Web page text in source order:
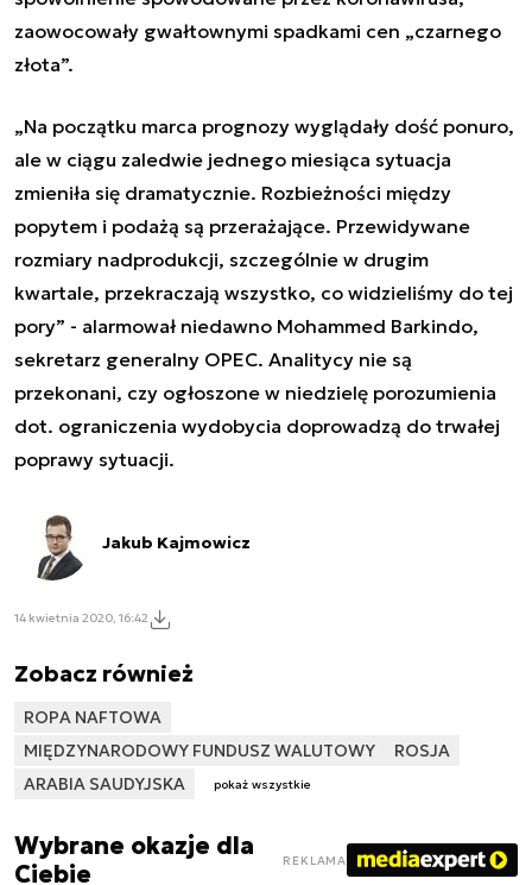
zaowocowały gwałtownymi spadkami cen „czarnego
złota”.
„Na początku marca prognozy wyglądały dość ponuro,
ale w ciągu zaledwie jednego miesiąca sytuacja
zmieniła się dramatycznie. Rozbieżności między
popytem i podażą są przerażające. Przewidywane
rozmiary nadprodukcji, szczególnie w drugim
kwartale, przekraczają wszystko, co widzieliśmy do tej
pory” - alarmował niedawno Mohammed Barkindo,
sekretarz generalny OPEC. Analitycy nie są
przekonani, czy ogłoszone w niedzielę porozumienia
dot. ograniczenia wydobycia doprowadzą do trwałej
poprawy sytuacji.
Jakub Kajmowicz
14 kwietnia 2020, 16:42
Zobacz również
ROPA NAFTOWA
MIĘDZYNARODOWY FUNDUSZ WALUTOWY
ROSJA
ARABIA SAUDYJSKA
pokaż wszystkie
Wybrane okazje dla
Ciebie
REKLAMA